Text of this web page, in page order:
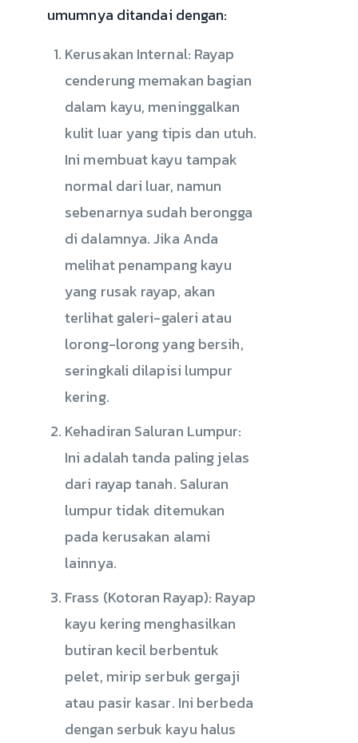
umumnya ditandai dengan:
Kerusakan Internal: Rayap
cenderung memakan bagian
dalam kayu, meninggalkan
kulit luar yang tipis dan utuh.
Ini membuat kayu tampak
normal dari luar, namun
sebenarnya sudah berongga
di dalamnya. Jika Anda
melihat penampang kayu
yang rusak rayap, akan
terlihat galeri-galeri atau
lorong-lorong yang bersih,
seringkali dilapisi lumpur
kering.
Kehadiran Saluran Lumpur:
Ini adalah tanda paling jelas
dari rayap tanah. Saluran
lumpur tidak ditemukan
pada kerusakan alami
lainnya.
Frass (Kotoran Rayap): Rayap
kayu kering menghasilkan
butiran kecil berbentuk
pelet, mirip serbuk gergaji
atau pasir kasar. Ini berbeda
dengan serbuk kayu halus